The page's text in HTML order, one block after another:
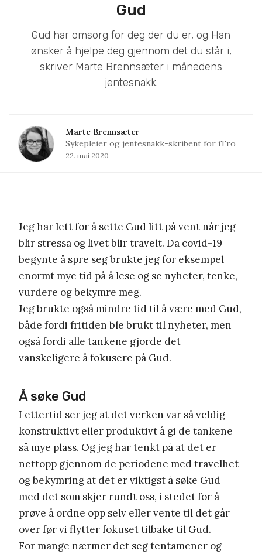
Gud
Gud har omsorg for deg der du er, og Han
ønsker å hjelpe deg gjennom det du står i,
skriver Marte Brennsæter i månedens
jentesnakk.
Marte Brennsæter
Sykepleier og jentesnakk-skribent for iTro
22. mai 2020
Jeg har lett for å sette Gud litt på vent når jeg
blir stressa og livet blir travelt. Da covid-19
begynte å spre seg brukte jeg for eksempel
enormt mye tid på å lese og se nyheter, tenke,
vurdere og bekymre meg.
Jeg brukte også mindre tid til å være med Gud,
både fordi fritiden ble brukt til nyheter, men
også fordi alle tankene gjorde det
vanskeligere å fokusere på Gud.
Å søke Gud
I ettertid ser jeg at det verken var så veldig
konstruktivt eller produktivt å gi de tankene
så mye plass. Og jeg har tenkt på at det er
nettopp gjennom de periodene med travelhet
og bekymring at det er viktigst å søke Gud
med det som skjer rundt oss, i stedet for å
prøve å ordne opp selv eller vente til det går
over før vi flytter fokuset tilbake til Gud.
For mange nærmer det seg tentamener og